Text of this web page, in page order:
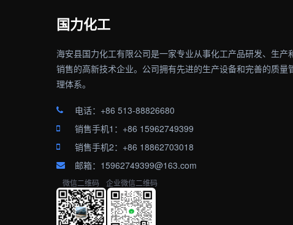
国力化工
海安县国力化工有限公司是一家专业从事化工产品研发、生产
销售的高新技术企业。公司拥有先进的生产设备和完善的质量
理体系。
电话：+86 513-88826680
销售手机1：+86 15962749399
销售手机2：+86 18862703018
邮箱：15962749399@163.com
微信二维码 企业微信二维码